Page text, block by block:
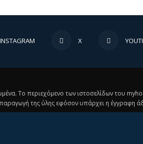
INSTAGRAM X
Το περιεχόμενο των ιστοσελίδων του
της ύλης εφόσον υπάρχει η έγγραφη